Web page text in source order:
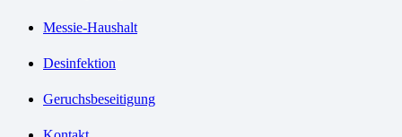
Messie-Haushalt
Desinfektion
Geruchsbeseitigung